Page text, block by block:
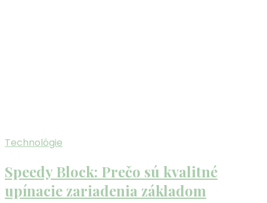
Technológie
Speedy Block: Prečo sú kvalitné
upínacie zariadenia základom